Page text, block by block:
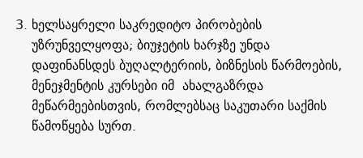
ხელსაყრელი საკრედიტო პირობების
უზრუნველყოფა; ბიუჯეტის ხარჯზე უნდა
დაფინანსდეს ბუღალტერიის, ბიზნესის წარმოების,
მენეჯმენტის კურსები იმ ახალგაზრდა
მეწარმეებისთვის, რომლებსაც საკუთარი საქმის
წამოწყება სურთ.